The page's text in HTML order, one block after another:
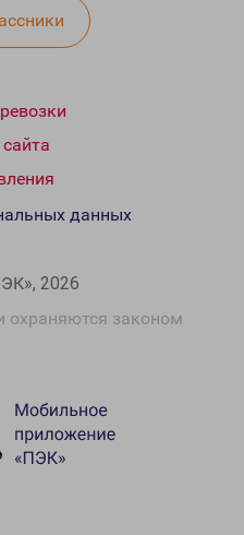
2026
охраняются законом
данных